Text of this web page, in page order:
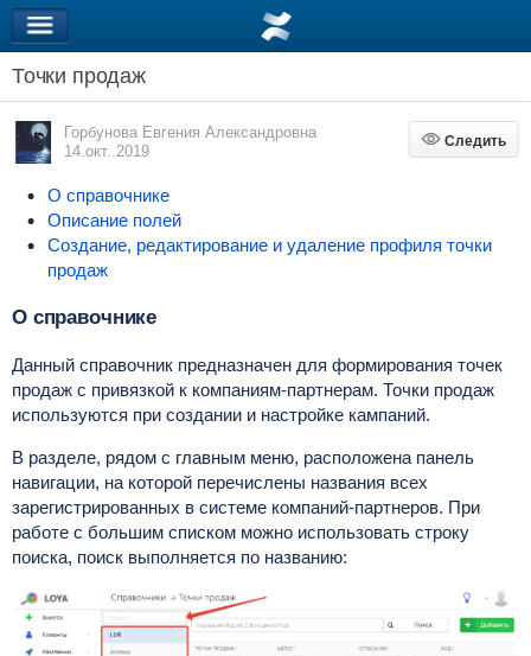
Точки продаж
Горбунова Евгения Александровна
14.окт..2019
Следить
Следить
О справочнике
Описание полей
Создание, редактирование и удаление профиля точки
продаж
О справочнике
Данный справочник предназначен для формирования точек
продаж с привязкой к компаниям-партнерам. Точки продаж
используются при создании и настройке кампаний.
В разделе, рядом с главным меню, расположена панель
навигации, на которой перечислены названия всех
зарегистрированных в системе компаний-партнеров. При
работе с большим списком можно использовать строку
поиска, поиск выполняется по названию: